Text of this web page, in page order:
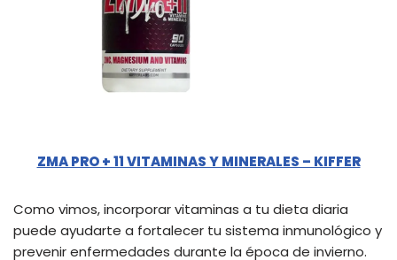
ZMA PRO + 11 VITAMINAS Y MINERALES – KIFFER
Como vimos, incorporar vitaminas a tu dieta diaria
puede ayudarte a fortalecer tu sistema inmunológico y
prevenir enfermedades durante la época de invierno.